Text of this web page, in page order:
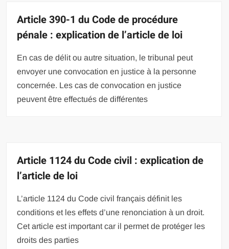
Article 390-1 du Code de procédure
pénale : explication de l’article de loi
En cas de délit ou autre situation, le tribunal peut
envoyer une convocation en justice à la personne
concernée. Les cas de convocation en justice
peuvent être effectués de différentes
Article 1124 du Code civil : explication de
l’article de loi
L’article 1124 du Code civil français définit les
conditions et les effets d’une renonciation à un droit.
Cet article est important car il permet de protéger les
droits des parties